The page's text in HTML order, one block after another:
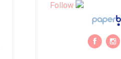
Follow